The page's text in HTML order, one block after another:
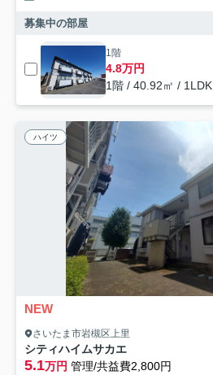
募集中の部屋
1階
4.8万円
1階 / 40.92㎡ / 1LDK
ハイツ
NEW
さいたま市岩槻区上里
シティハイムサカエ
5.1万円 管理/共益費2,800円